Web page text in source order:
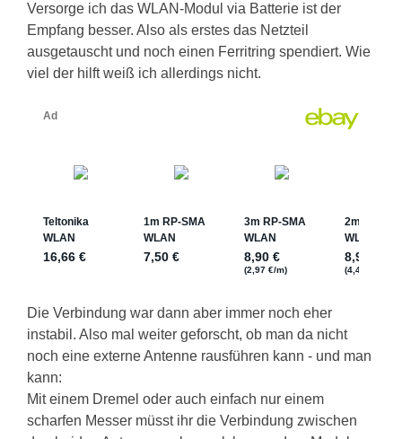
Versorge ich das WLAN-Modul via Batterie ist der
Empfang besser. Also als erstes das Netzteil
ausgetauscht und noch einen Ferritring spendiert. Wie
viel der hilft weiß ich allerdings nicht.
Die Verbindung war dann aber immer noch eher
instabil. Also mal weiter geforscht, ob man da nicht
noch eine externe Antenne rausführen kann - und man
kann:
Mit einem Dremel oder auch einfach nur einem
scharfen Messer müsst ihr die Verbindung zwischen